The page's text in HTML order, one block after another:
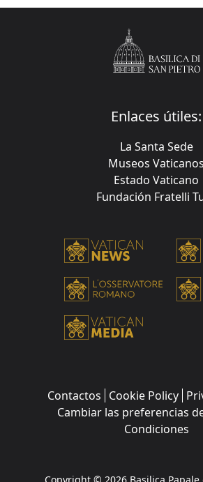
Enlaces útiles:
La Santa Sede
Museos Vaticanos
Estado Vaticano
Fundación Fratelli
Contactos Cookie Policy
Cambiar las preferencias
Condiciones